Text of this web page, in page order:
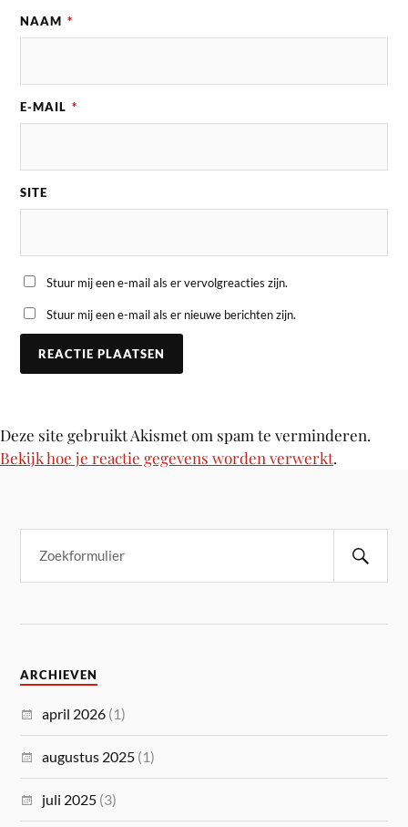
NAAM *
E-MAIL *
SITE
Stuur mij een e-mail als er vervolgreacties zijn.
Stuur mij een e-mail als er nieuwe berichten zijn.
Deze site gebruikt Akismet om spam te verminderen.
Bekijk hoe je reactie gegevens worden verwerkt.
ARCHIEVEN
april 2026 (1)
augustus 2025 (1)
juli 2025 (3)